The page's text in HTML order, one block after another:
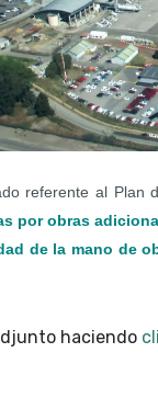
referente al Plan
por obras
de la mano de
haciendo